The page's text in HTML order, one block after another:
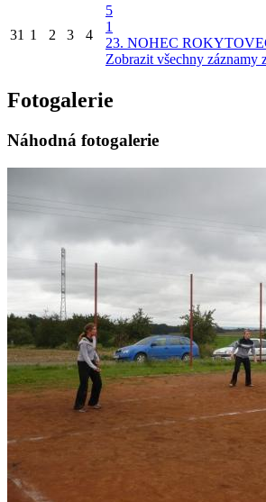
31 1 2 3 4
5
1
23. NOHEC
Zobrazit všechny záznamy
Fotogalerie
Náhodná fotogalerie